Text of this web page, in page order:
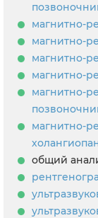
магнитно-
магнитно-
магнитно-
магнитно-
магнитно-
магнитно-
общий